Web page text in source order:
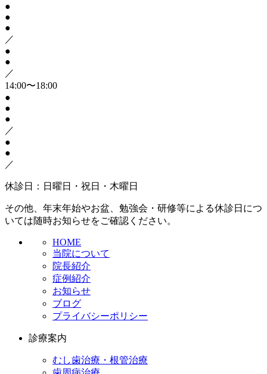
●
●
●
／
●
●
／
14:00〜18:00
●
●
●
／
●
●
／
休診日：日曜日・祝日・木曜日
その他、年末年始やお盆、勉強会・研修等による休診日につ
いては随時お知らせをご確認ください。
HOME
当院について
院長紹介
症例紹介
お知らせ
ブログ
プライバシーポリシー
診療案内
むし歯治療・根管治療